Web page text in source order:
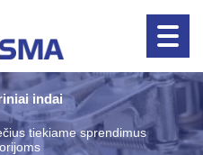
indai
tiekiame sprendimus
Naujienos! Klinikinė